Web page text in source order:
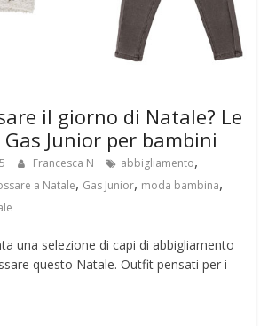
il giorno di Natale? Le
Junior per bambini
Francesca N abbigliamento,
a Natale, Gas Junior, moda bambina,
una selezione di capi di abbigliamento
questo Natale. Outfit pensati per i